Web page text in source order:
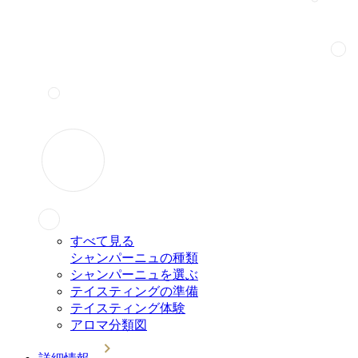
すべて見る
シャンパーニュの種類
シャンパーニュを選ぶ
テイスティングの準備
テイスティング体験
アロマ分類図